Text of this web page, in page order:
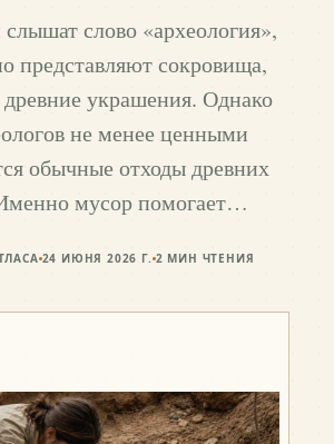
слово «археология»,
представляют сокровища,
украшения. Однако
не менее ценными
обычные отходы древних
мусор помогает…
24 ИЮНЯ 2026 Г. 2 МИН ЧТЕНИЯ